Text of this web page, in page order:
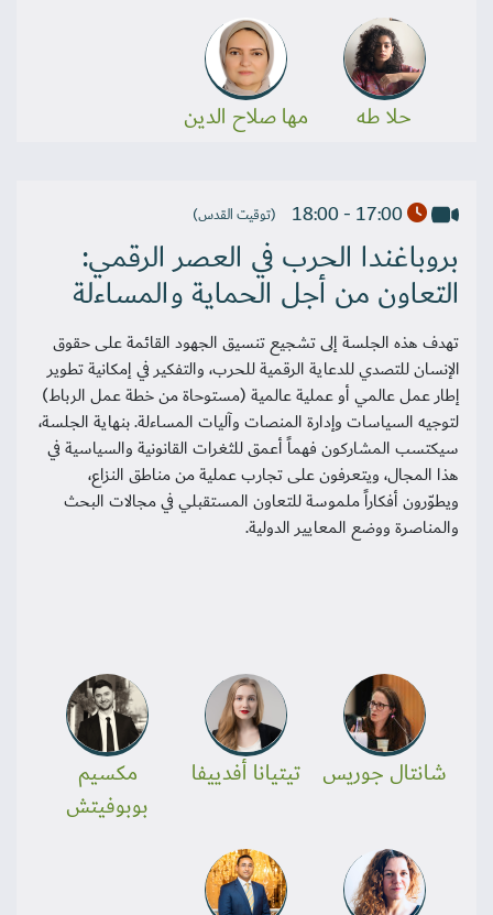
حلا طه مها صلاح الدين
17:00 - 18:00 (توقيت القدس)
بروباغندا الحرب في العصر الرقمي:
التعاون من أجل الحماية والمساءلة
تهدف هذه الجلسة إلى تشجيع تنسيق الجهود القائمة على حقوق
الإنسان للتصدي للدعاية الرقمية للحرب، والتفكير في إمكانية تطوير
إطار عمل عالمي أو عملية عالمية (مستوحاة من خطة عمل الرباط)
لتوجيه السياسات وإدارة المنصات وآليات المساءلة. بنهاية الجلسة،
سيكتسب المشاركون فهماً أعمق للثغرات القانونية والسياسية في
هذا المجال، ويتعرفون على تجارب عملية من مناطق النزاع،
ويطوّرون أفكاراً ملموسة للتعاون المستقبلي في مجالات البحث
والمناصرة ووضع المعايير الدولية.
شانتال جوريس تيتيانا أفدييفا
مكسيم
بوبوفيتش